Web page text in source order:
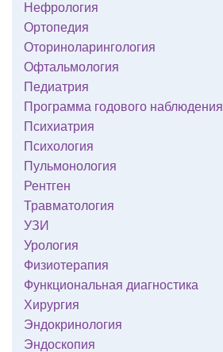
Нефрология
Ортопедия
Оториноларингология
Офтальмология
Педиатрия
Программа годового наблюдения
Психиатрия
Психология
Пульмонология
Рентген
Травматология
УЗИ
Урология
Физиотерапия
Функциональная диагностика
Хирургия
Эндокринология
Эндоскопия